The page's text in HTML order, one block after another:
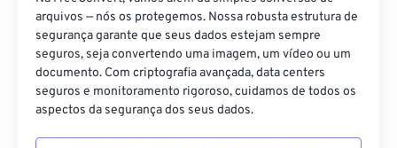
arquivos — nós os protegemos. Nossa robusta estrutura de
segurança garante que seus dados estejam sempre
seguros, seja convertendo uma imagem, um vídeo ou um
documento. Com criptografia avançada, data centers
seguros e monitoramento rigoroso, cuidamos de todos os
aspectos da segurança dos seus dados.